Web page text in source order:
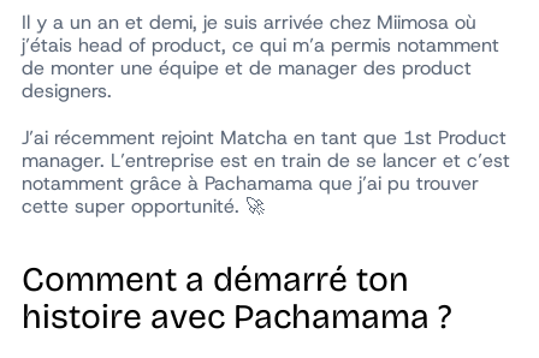
Il y a un an et demi, je suis arrivée chez Miimosa où
j’étais head of product, ce qui m’a permis notamment
de monter une équipe et de manager des product
designers.
J’ai récemment rejoint Matcha en tant que 1st Product
manager. L’entreprise est en train de se lancer et c’est
notamment grâce à Pachamama que j’ai pu trouver
cette super opportunité. 🚀
Comment a démarré ton
histoire avec Pachamama ?